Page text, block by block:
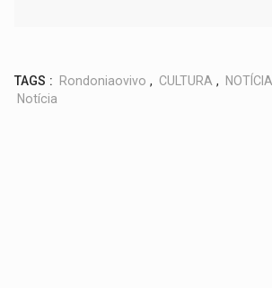
TAGS : Rondoniaovivo , CULTURA , NOTÍCIA
Notícia